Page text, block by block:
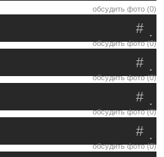
обсудить фото (0)
.
#
обсудить фото (0)
.
#
обсудить фото (0)
.
#
обсудить фото (0)
.
#
обсудить фото (0)